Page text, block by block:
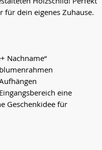
für dein eigenes Zuhause.
Nachname“
eine
Geschenkidee für